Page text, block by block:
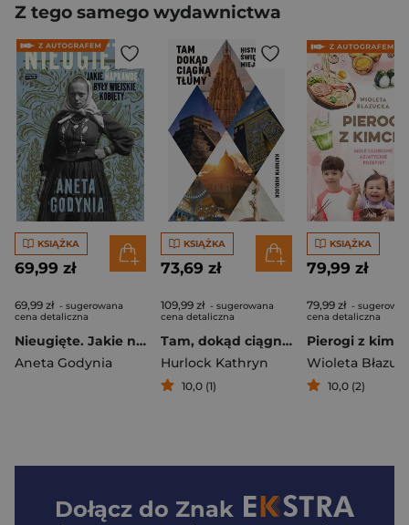
Z tego samego wydawnictwa
KSIĄŻKA
69,99 zł
69,99 zł - sugerowana
cena detaliczna
Nieugięte. Jakie naprawdę były wiejskie kobiety - książka z autografem
Aneta Godynia
KSIĄŻKA
73,69 zł
109,99 zł - sugerowana
cena detaliczna
Tam, dokąd ciągną tłumy. Historia świętych miejsc
Hurlock Kathryn
10,0 (1)
KSIĄŻKA
79,99 zł
79,99 zł -
cena detaliczna
Wioleta
10,0 (2)
Dołącz do Znak